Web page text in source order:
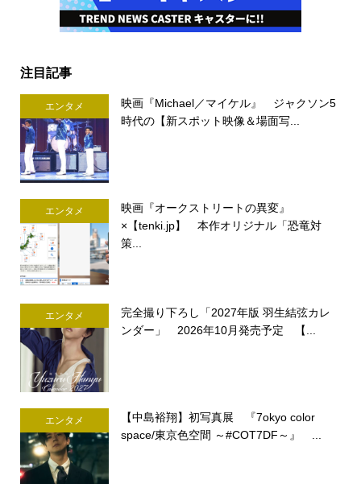
注目記事
エンタメ
映画『Michael／マイケル』 ジャクソン5
時代の【新スポット映像＆場面写...
エンタメ
映画『オークストリートの異変』
×【tenki.jp】 本作オリジナル「恐竜対
策...
エンタメ
完全撮り下ろし「2027年版 羽生結弦カレ
ンダー」 2026年10月発売予定 【...
エンタメ
【中島裕翔】初写真展 『7okyo color
space/東京色空間 ～#COT7DF～』 ...